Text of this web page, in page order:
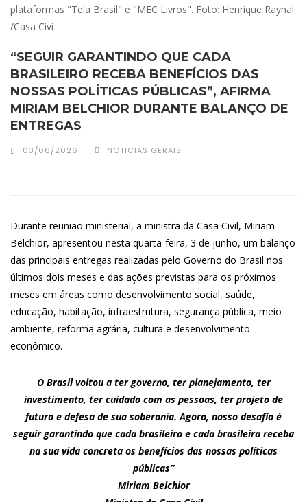
plataformas "Tela Brasil" e "MEC Livros". Foto: Henrique Raynal
/Casa Civi
“SEGUIR GARANTINDO QUE CADA
BRASILEIRO RECEBA BENEFÍCIOS DAS
NOSSAS POLÍTICAS PÚBLICAS”, AFIRMA
MIRIAM BELCHIOR DURANTE BALANÇO DE
ENTREGAS
03/06/2026 NOTICIAS GERAIS
Durante reunião ministerial, a ministra da Casa Civil, Miriam
Belchior, apresentou nesta quarta-feira, 3 de junho, um balanço
das principais entregas realizadas pelo Governo do Brasil nos
últimos dois meses e das ações previstas para os próximos
meses em áreas como desenvolvimento social, saúde,
educação, habitação, infraestrutura, segurança pública, meio
ambiente, reforma agrária, cultura e desenvolvimento
econômico.
O Brasil voltou a ter governo, ter planejamento, ter
investimento, ter cuidado com as pessoas, ter projeto de
futuro e defesa de sua soberania. Agora, nosso desafio é
seguir garantindo que cada brasileiro e cada brasileira receba
na sua vida concreta os benefícios das nossas políticas
públicas”
Miriam Belchior